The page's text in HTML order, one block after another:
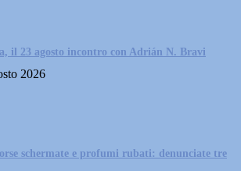
il 23 agosto incontro con Adrián N. Bravi
2026
schermate e profumi rubati: denunciate tre